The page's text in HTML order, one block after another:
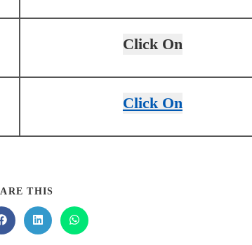
Click On
Click On
THIS